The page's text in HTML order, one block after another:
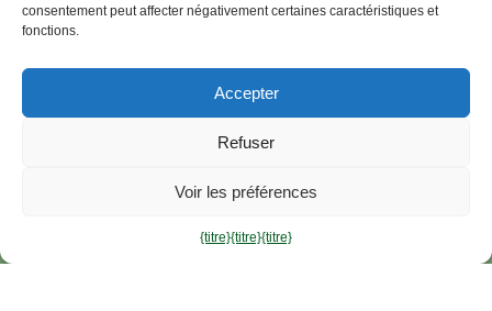
consentement peut affecter négativement certaines caractéristiques et
fonctions.
Accepter
Refuser
Voir les préférences
{titre}{titre}{titre}
Politique de confidentialité
Politiques de remboursement
CONTACTEZ-NOUS